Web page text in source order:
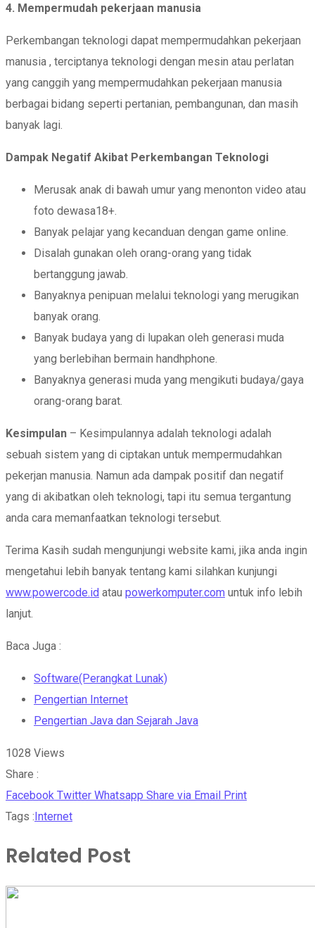
4. Mempermudah pekerjaan manusia
Perkembangan teknologi dapat mempermudahkan pekerjaan
manusia , terciptanya teknologi dengan mesin atau perlatan
yang canggih yang mempermudahkan pekerjaan manusia
berbagai bidang seperti pertanian, pembangunan, dan masih
banyak lagi.
Dampak Negatif Akibat Perkembangan Teknologi
Merusak anak di bawah umur yang menonton video atau
foto dewasa18+.
Banyak pelajar yang kecanduan dengan game online.
Disalah gunakan oleh orang-orang yang tidak
bertanggung jawab.
Banyaknya penipuan melalui teknologi yang merugikan
banyak orang.
Banyak budaya yang di lupakan oleh generasi muda
yang berlebihan bermain handhphone.
Banyaknya generasi muda yang mengikuti budaya/gaya
orang-orang barat.
Kesimpulan – Kesimpulannya adalah teknologi adalah
sebuah sistem yang di ciptakan untuk mempermudahkan
pekerjan manusia. Namun ada dampak positif dan negatif
yang di akibatkan oleh teknologi, tapi itu semua tergantung
anda cara memanfaatkan teknologi tersebut.
Terima Kasih sudah mengunjungi website kami, jika anda ingin
mengetahui lebih banyak tentang kami silahkan kunjungi
www.powercode.id atau powerkomputer.com untuk info lebih
lanjut.
Baca Juga :
Software(Perangkat Lunak)
Pengertian Internet
Pengertian Java dan Sejarah Java
1028 Views
Share :
Facebook Twitter Whatsapp Share via Email Print
Tags : Internet
Related Post